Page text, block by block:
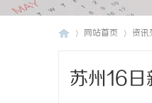
网站首页 资讯
苏州16日